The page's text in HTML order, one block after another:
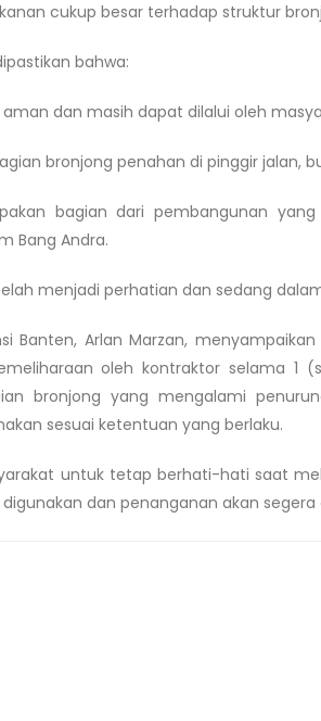
cukup besar terhadap struktur
bahwa:
dan masih dapat dilalui oleh
bronjong penahan di pinggir jalan,
bagian dari pembangunan
Bang Andra.
menjadi perhatian dan sedang
Banten, Arlan Marzan,
oleh kontraktor selama 1
bronjong yang mengalami
sesuai ketentuan yang berlaku.
untuk tetap berhati-hati saat
dan penanganan akan